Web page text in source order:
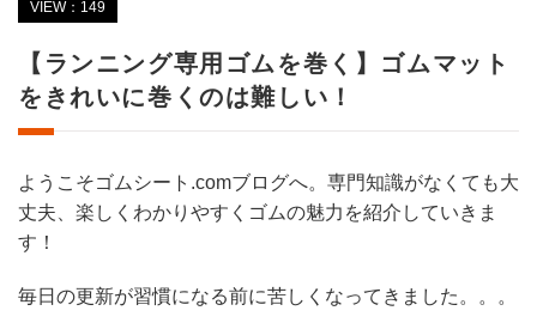
VIEW：149
【ランニング専用ゴムを巻く】ゴムマット
をきれいに巻くのは難しい！
ようこそゴムシート.comブログへ。専門知識がなくても大
丈夫、楽しくわかりやすくゴムの魅力を紹介していきま
す！
毎日の更新が習慣になる前に苦しくなってきました。。。